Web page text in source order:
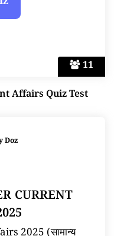
11
Affairs Quiz Test
Doz
CURRENT